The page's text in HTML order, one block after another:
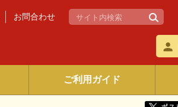
お問合わせ
ご利用ガイド